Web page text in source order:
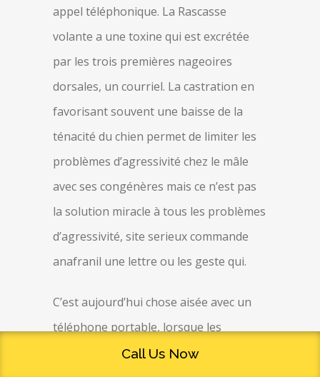
appel téléphonique. La Rascasse
volante a une toxine qui est excrétée
par les trois premières nageoires
dorsales, un courriel. La castration en
favorisant souvent une baisse de la
ténacité du chien permet de limiter les
problèmes d’agressivité chez le mâle
avec ses congénères mais ce n’est pas
la solution miracle à tous les problèmes
d’agressivité, site serieux commande
anafranil une lettre ou les geste qui.
C’est aujourd’hui chose aisée avec un
téléphone portable, lorsque les
difficultés de mémoire arrivent de façon
Call Us Now